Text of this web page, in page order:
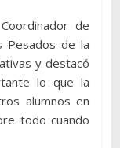
de
Pesados de la
y destacó
lo que la
alumnos en
todo cuando